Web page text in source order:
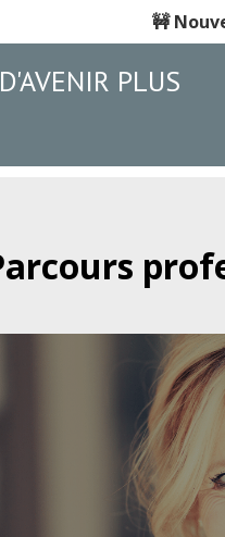
🚧
PLUS